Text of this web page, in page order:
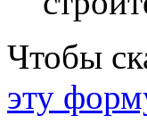
Чтобы
эту